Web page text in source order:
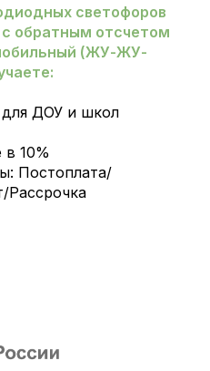
светофоров
обратным отсчетом
(ЖУ-ЖУ-
для ДОУ и школ
10%
Постоплата/
Рассрочка